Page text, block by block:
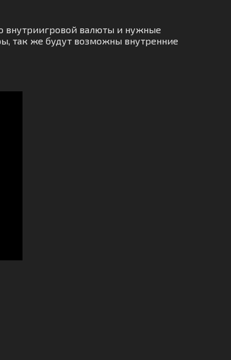
внутриигровой валюты и нужные
так же будут возможны внутренние